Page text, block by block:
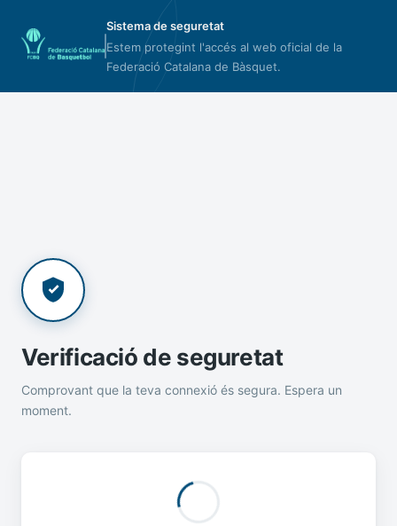
Sistema de seguretat
Estem protegint l'accés al web oficial de la
Federació Catalana de Bàsquet.
Verificació de seguretat
Comprovant que la teva connexió és segura. Espera un
moment.